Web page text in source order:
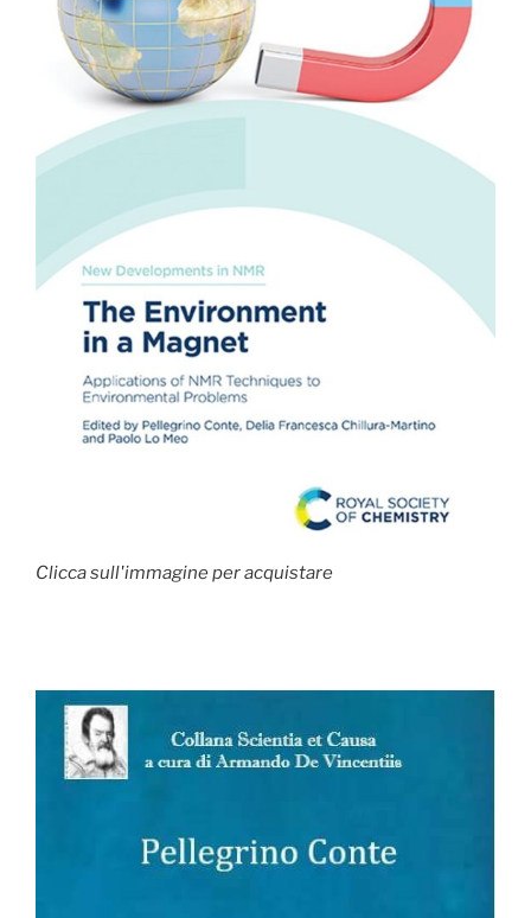
Clicca sull'immagine per acquistare